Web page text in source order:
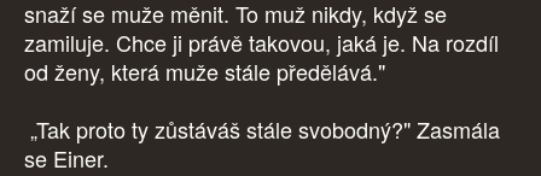
snaží se muže měnit. To muž nikdy, když se
zamiluje. Chce ji právě takovou, jaká je. Na rozdíl
od ženy, která muže stále předělává."
„Tak proto ty zůstáváš stále svobodný?" Zasmála
se Einer.